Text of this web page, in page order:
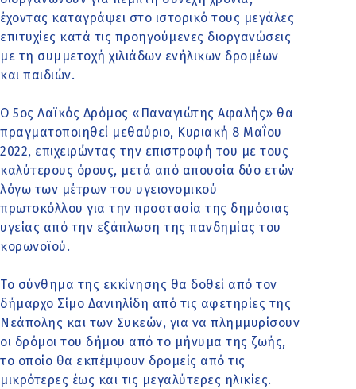
έχοντας καταγράψει στο ιστορικό τους μεγάλες
επιτυχίες κατά τις προηγούμενες διοργανώσεις
με τη συμμετοχή χιλιάδων ενήλικων δρομέων
και παιδιών.
Ο 5ος Λαϊκός Δρόμος «Παναγιώτης Αφαλής» θα
πραγματοποιηθεί μεθαύριο, Κυριακή 8 Μαΐου
2022, επιχειρώντας την επιστροφή του με τους
καλύτερους όρους, μετά από απουσία δύο ετών
λόγω των μέτρων του υγειονομικού
πρωτοκόλλου για την προστασία της δημόσιας
υγείας από την εξάπλωση της πανδημίας του
κορωνοϊού.
Το σύνθημα της εκκίνησης θα δοθεί από τον
δήμαρχο Σίμο Δανιηλίδη από τις αφετηρίες της
Νεάπολης και των Συκεών, για να πλημμυρίσουν
οι δρόμοι του δήμου από το μήνυμα της ζωής,
το οποίο θα εκπέμψουν δρομείς από τις
μικρότερες έως και τις μεγαλύτερες ηλικίες.